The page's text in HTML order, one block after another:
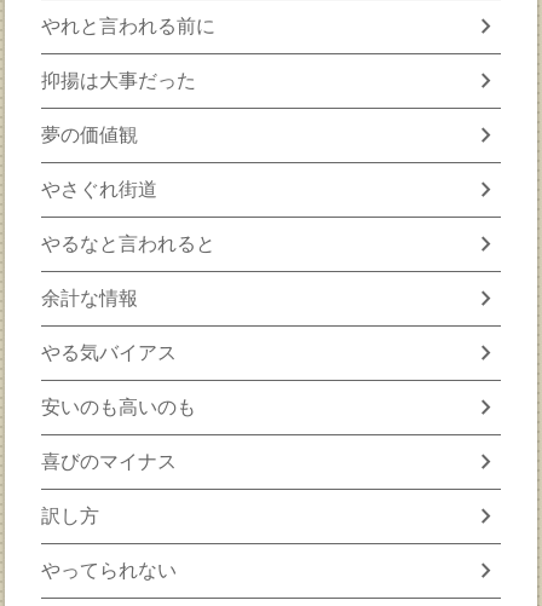
やれと言われる前に chevron_right
抑揚は大事だった chevron_right
夢の価値観 chevron_right
やさぐれ街道 chevron_right
やるなと言われると chevron_right
余計な情報 chevron_right
やる気バイアス chevron_right
安いのも高いのも chevron_right
喜びのマイナス chevron_right
訳し方 chevron_right
やってられない chevron_right